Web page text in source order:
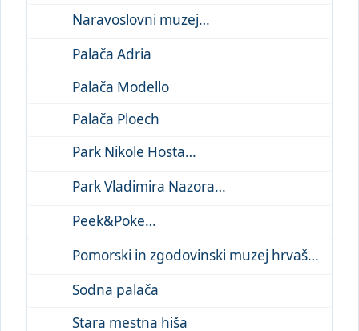
Naravoslovni muzej
Palača Adria
Palača Modello
Palača Ploech
Park Nikole Hosta
Park Vladimira Nazora
Peek&Poke
Pomorski in zgodovinski muzej hrvaškega pri ...
Sodna palača
Stara mestna hiša